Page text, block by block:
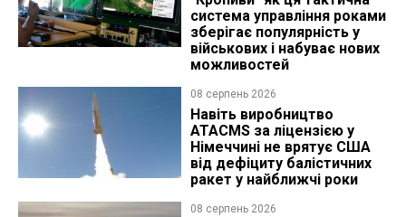
система управління роками
зберігає популярність у
військових і набуває нових
можливостей
08 серпень 2026
Навіть виробництво
ATACMS за ліцензією у
Німеччині не врятує США
від дефіциту балістичних
ракет у найближчі роки
08 серпень 2026